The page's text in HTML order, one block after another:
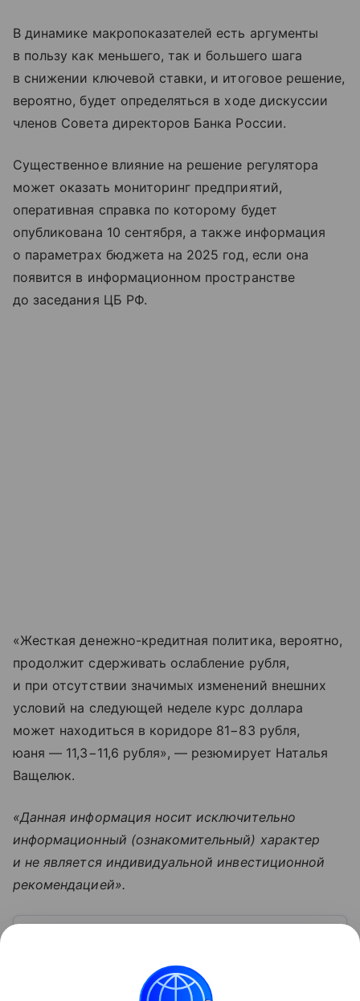
В динамике макропоказателей есть аргументы
в пользу как меньшего, так и большего шага
в снижении ключевой ставки, и итоговое решение,
вероятно, будет определяться в ходе дискуссии
членов Совета директоров Банка России.
Существенное влияние на решение регулятора
может оказать мониторинг предприятий,
оперативная справка по которому будет
опубликована 10 сентября, а также информация
о параметрах бюджета на 2025 год, если она
появится в информационном пространстве
до заседания ЦБ РФ.
«Жесткая денежно-кредитная политика, вероятно,
продолжит сдерживать ослабление рубля,
и при отсутствии значимых изменений внешних
условий на следующей неделе курс доллара
может находиться в коридоре 81−83 рубля,
юаня — 11,3−11,6 рубля», — резюмирует Наталья
Ващелюк.
«Данная информация носит исключительно
информационный (ознакомительный) характер
и не является индивидуальной инвестиционной
рекомендацией».
Перед выпуском новой продукции важно